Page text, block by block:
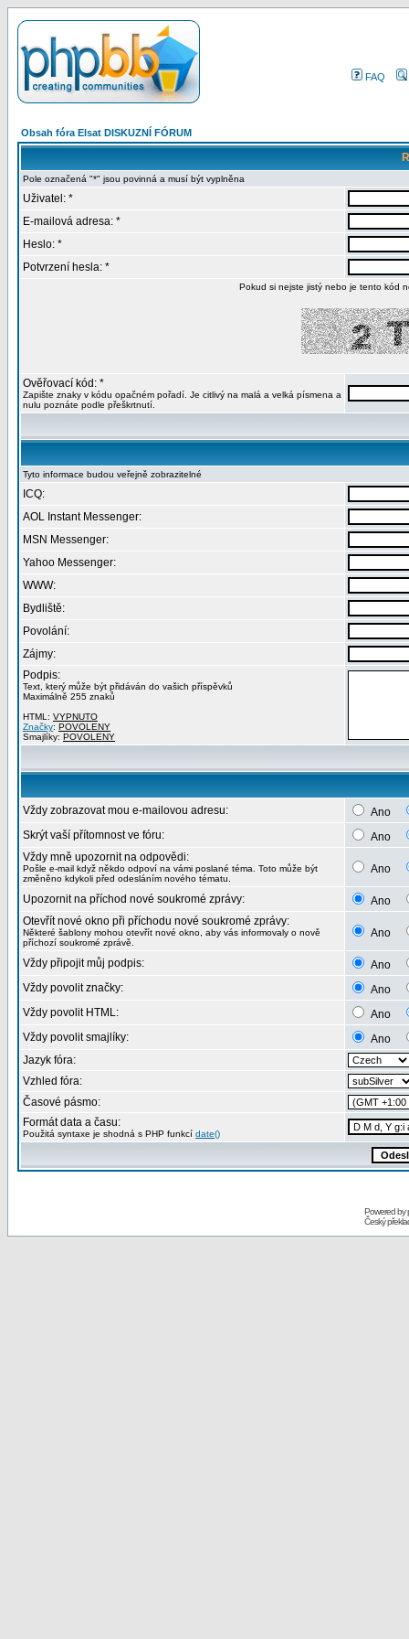
FAQ
Obsah fóra Elsat DISKUZNÍ FÓRUM
Pole označená "*" jsou povinná a musí být vyplněna
Uživatel: *
E-mailová adresa: *
Heslo: *
Potvrzení hesla: *
Pokud si nejste jistý nebo je tento kód
Ověřovací kód: *
Zapište znaky v kódu opačném pořadí. Je citlivý na malá a velká písmena a
nulu poznáte podle přeškrtnutí.
Tyto informace budou veřejně zobrazitelné
ICQ:
AOL Instant Messenger:
MSN Messenger:
Yahoo Messenger:
WWW:
Bydliště:
Povolání:
Zájmy:
Podpis:
Text, který může být přidáván do vašich příspěvků
Maximálně 255 znaků
HTML: VYPNUTO
Značky: POVOLENY
Smajlíky: POVOLENY
Vždy zobrazovat mou e-mailovou adresu:
Ano
Skrýt vaší přítomnost ve fóru:
Ano
Vždy mně upozornit na odpovědi:
Pošle e-mail když někdo odpoví na vámi poslané téma. Toto může být
změněno kdykoli před odesláním nového tématu.
Ano
Upozornit na příchod nové soukromé zprávy:
Ano
Otevřít nové okno při příchodu nové soukromé zprávy:
Některé šablony mohou otevřít nové okno, aby vás informovaly o nově
příchozí soukromé zprávě.
Ano
Vždy připojit můj podpis:
Ano
Vždy povolit značky:
Ano
Vždy povolit HTML:
Ano
Vždy povolit smajlíky:
Ano
Jazyk fóra:
Vzhled fóra:
Časové pásmo:
Formát data a času:
Použitá syntaxe je shodná s PHP funkcí date()
Powered by
Český